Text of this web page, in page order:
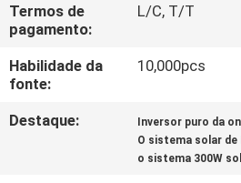
NOS
NOTÍCIAS
SOLICITE UM
ORÇAMENTO
Termos de
pagamento:
L/C, T/T
Habilidade da
fonte:
10,000pcs
Destaque: Inversor puro da
O sistema solar
o sistema 300W